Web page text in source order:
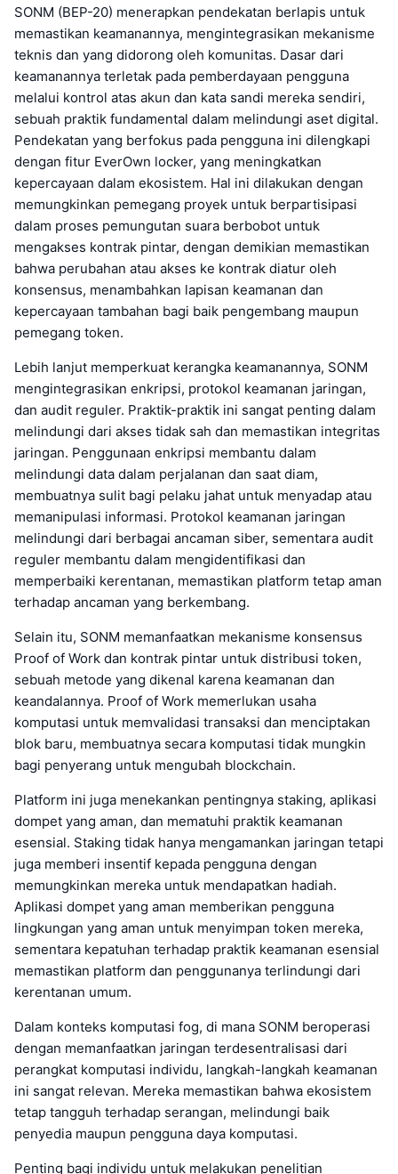
SONM (BEP-20) menerapkan pendekatan berlapis untuk
memastikan keamanannya, mengintegrasikan mekanisme
teknis dan yang didorong oleh komunitas. Dasar dari
keamanannya terletak pada pemberdayaan pengguna
melalui kontrol atas akun dan kata sandi mereka sendiri,
sebuah praktik fundamental dalam melindungi aset digital.
Pendekatan yang berfokus pada pengguna ini dilengkapi
dengan fitur EverOwn locker, yang meningkatkan
kepercayaan dalam ekosistem. Hal ini dilakukan dengan
memungkinkan pemegang proyek untuk berpartisipasi
dalam proses pemungutan suara berbobot untuk
mengakses kontrak pintar, dengan demikian memastikan
bahwa perubahan atau akses ke kontrak diatur oleh
konsensus, menambahkan lapisan keamanan dan
kepercayaan tambahan bagi baik pengembang maupun
pemegang token.
Lebih lanjut memperkuat kerangka keamanannya, SONM
mengintegrasikan enkripsi, protokol keamanan jaringan,
dan audit reguler. Praktik-praktik ini sangat penting dalam
melindungi dari akses tidak sah dan memastikan integritas
jaringan. Penggunaan enkripsi membantu dalam
melindungi data dalam perjalanan dan saat diam,
membuatnya sulit bagi pelaku jahat untuk menyadap atau
memanipulasi informasi. Protokol keamanan jaringan
melindungi dari berbagai ancaman siber, sementara audit
reguler membantu dalam mengidentifikasi dan
memperbaiki kerentanan, memastikan platform tetap aman
terhadap ancaman yang berkembang.
Selain itu, SONM memanfaatkan mekanisme konsensus
Proof of Work dan kontrak pintar untuk distribusi token,
sebuah metode yang dikenal karena keamanan dan
keandalannya. Proof of Work memerlukan usaha
komputasi untuk memvalidasi transaksi dan menciptakan
blok baru, membuatnya secara komputasi tidak mungkin
bagi penyerang untuk mengubah blockchain.
Platform ini juga menekankan pentingnya staking, aplikasi
dompet yang aman, dan mematuhi praktik keamanan
esensial. Staking tidak hanya mengamankan jaringan tetapi
juga memberi insentif kepada pengguna dengan
memungkinkan mereka untuk mendapatkan hadiah.
Aplikasi dompet yang aman memberikan pengguna
lingkungan yang aman untuk menyimpan token mereka,
sementara kepatuhan terhadap praktik keamanan esensial
memastikan platform dan penggunanya terlindungi dari
kerentanan umum.
Dalam konteks komputasi fog, di mana SONM beroperasi
dengan memanfaatkan jaringan terdesentralisasi dari
perangkat komputasi individu, langkah-langkah keamanan
ini sangat relevan. Mereka memastikan bahwa ekosistem
tetap tangguh terhadap serangan, melindungi baik
penyedia maupun pengguna daya komputasi.
Penting bagi individu untuk melakukan penelitian